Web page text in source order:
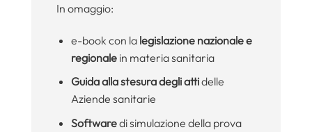
In omaggio:
e-book con la legislazione nazionale e
regionale in materia sanitaria
Guida alla stesura degli attidelle
Aziende sanitarie
Softwaredi simulazione della prova